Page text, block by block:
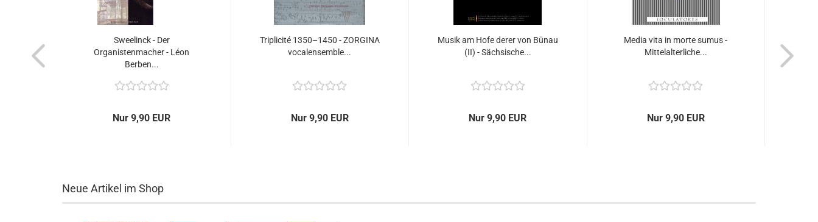
Sweelinck - Der
Organistenmacher - Léon
Berben...
Nur 9,90 EUR
Triplicité 1350–1450 - ZORGINA
vocalensemble...
Nur 9,90 EUR
Musik am Hofe derer von Bünau
(II) - Sächsische...
Nur 9,90 EUR
Media vita in morte sumus -
Mittelalterliche...
Nur 9,90 EUR
Neue Artikel im Shop